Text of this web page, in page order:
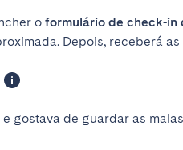
o formulário de check-in
Depois, receberá as
gostava de guardar as